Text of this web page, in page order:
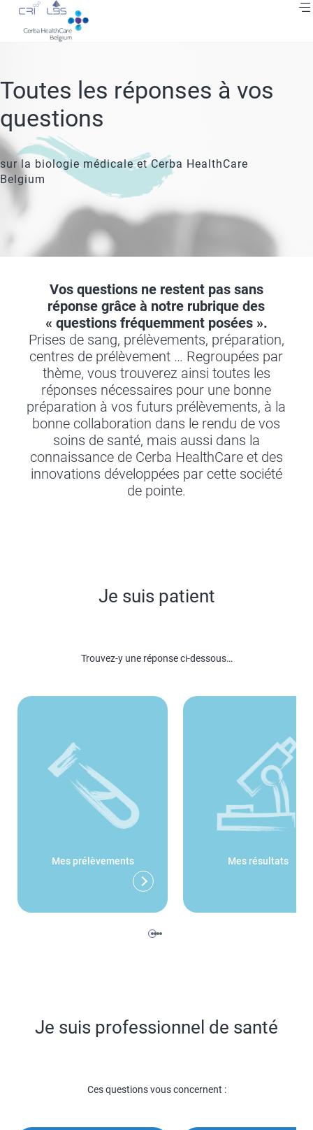
Skip
main
Breadcrumb
Toutes les réponses à vos
questions
sur la biologie médicale et Cerba HealthCare
Belgium
Vos questions ne restent pas sans
réponse grâce à notre rubrique des
« questions fréquemment posées ».
Prises de sang, prélèvements, préparation,
centres de prélèvement … Regroupées par
thème, vous trouverez ainsi toutes les
réponses nécessaires pour une bonne
préparation à vos futurs prélèvements, à la
bonne collaboration dans le rendu de vos
soins de santé, mais aussi dans la
connaissance de Cerba HealthCare et des
innovations développées par cette société
de pointe.
Je suis patient
Trouvez-y une réponse ci-dessous…
Mes prélèvements Mes résultats
Je suis professionnel de santé
Ces questions vous concernent :